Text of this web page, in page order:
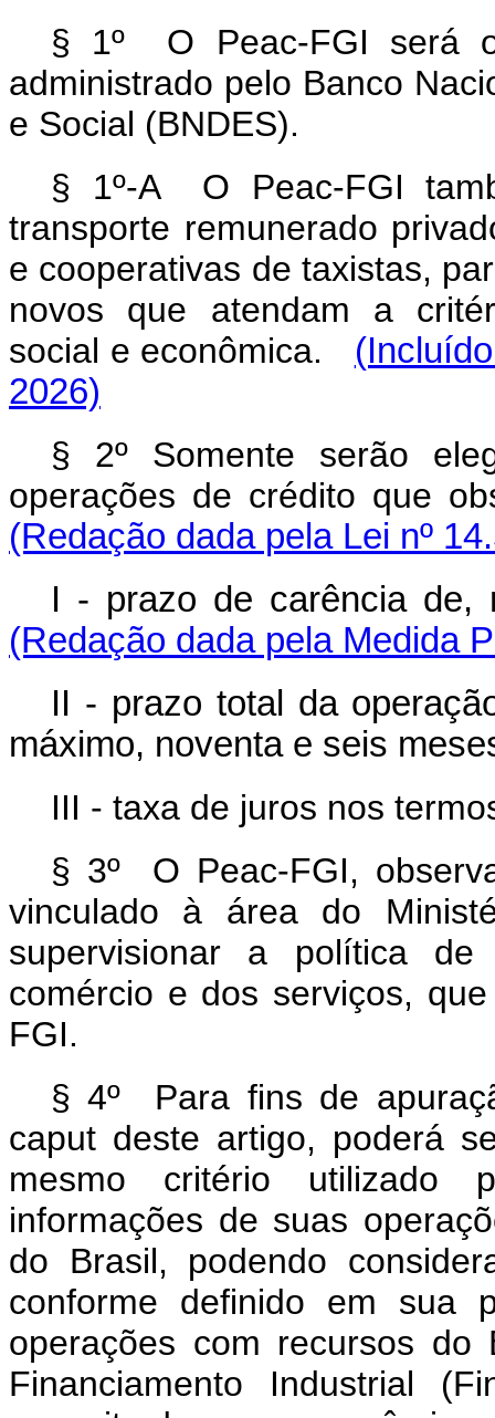
§ 1º O Peac-FGI será
administrado pelo Banco
e Social (BNDES).
§ 1º-A O Peac-FGI
transporte remunerado
e cooperativas de taxistas,
novos que atendam a
social e econômica.
2026)
§ 2º Somente serão
operações de crédito que
(Redação dada pela Lei nº
I - prazo de carência
(Redação dada pela Medida
II - prazo total da
máximo, noventa e seis
III - taxa de juros nos
§ 3º O Peac-FGI,
vinculado à área do
supervisionar a política de
comércio e dos serviços,
FGI.
§ 4º Para fins de
caput deste artigo, poderá
mesmo critério utilizado
informações de suas
do Brasil, podendo
conforme definido em sua
operações com recursos do
Financiamento Industrial